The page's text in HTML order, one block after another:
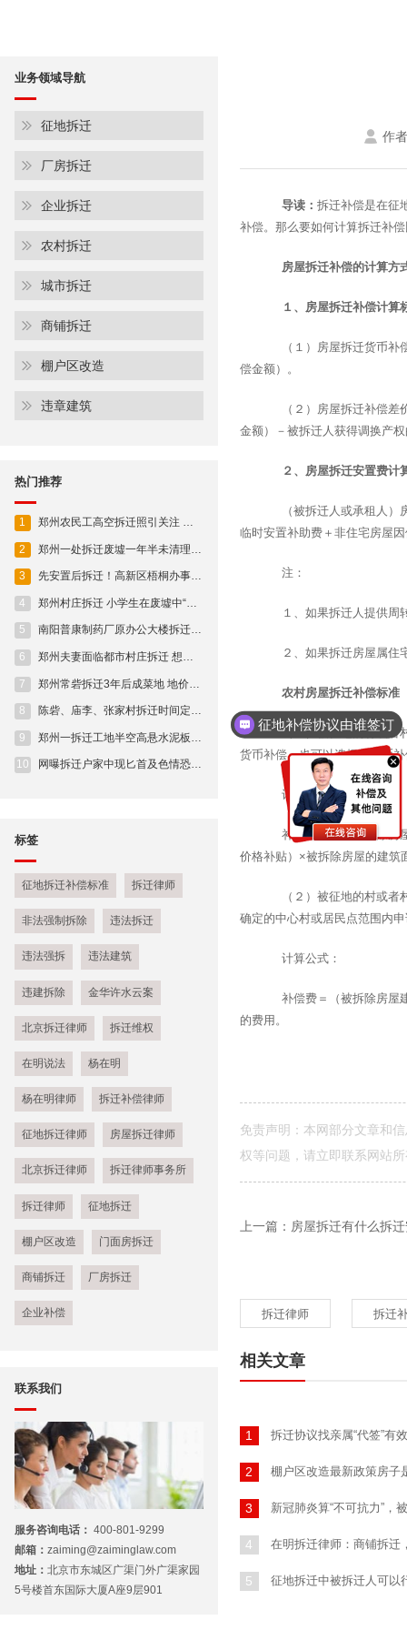
业务领域导航
征地拆迁
厂房拆迁
企业拆迁
农村拆迁
城市拆迁
商铺拆迁
棚户区改造
违章建筑
热门推荐
1 郑州农民工高空拆迁照引关注 自称不敢给家人说
2 郑州一处拆迁废墟一年半未清理小小照相馆被压斜
3 先安置后拆迁！高新区梧桐办事处银屏路集体土地成套住宅首批拆迁群众喜提新房
4 郑州村庄拆迁 小学生在废墟中“翻山越岭”
5 南阳普康制药厂原办公大楼拆迁中出现意外坍塌事故
6 郑州夫妻面临都市村庄拆迁 想通过办理离婚多分房
7 郑州常砦拆迁3年后成菜地 地价千万元一亩
8 陈砦、庙李、张家村拆迁时间定了!(附房企占地明细)
9 郑州一拆迁工地半空高悬水泥板 仅靠一根钢筋连接
10 网曝拆迁户家中现匕首及色情恐吓 警方:正在侦查
标签
征地拆迁补偿标准 拆迁律师
非法强制拆除 违法拆迁
违法强拆 违法建筑
违建拆除 金华许水云案
北京拆迁律师 拆迁维权
在明说法 杨在明
杨在明律师 拆迁补偿律师
征地拆迁律师 房屋拆迁律师
北京拆迁律师 拆迁律师事务所
拆迁律师 征地拆迁
棚户区改造 门面房拆迁
商铺拆迁 厂房拆迁
企业补偿
联系我们
服务咨询电话： 400-801-9299
邮箱： zaiming@zaiminglaw.com
地址： 北京市东城区广渠门外广渠家园
5号楼首东国际大厦A座9层901
作
导读： 拆迁补偿是在征
补偿。那么要如何计算拆迁补
房屋拆迁补偿的计算方
１、房屋拆迁补偿计算
（１）房屋拆迁货币补偿
偿金额）。
（２）房屋拆迁补偿差价
金额）－被拆迁人获得调换产
２、房屋拆迁安置费计
（被拆迁人或承租人）房
临时安置补助费＋非住宅房屋
注：
１、如果拆迁人提供周转
２、如果拆迁房屋属住
农村房屋拆迁补偿标准
（１）被征地的村或者村
货币补偿，也可以选择与货币
计算公式：
补偿费＝（被拆拆除房屋
价格补贴）×被拆除房屋的建筑
（２）被征地的村或者村
确定的中心村或居民点范围内
计算公式：
补偿费＝（被拆除房屋建
的费用。
免责声明：本网部分文章和
权等问题，请立即联系网站
上一篇：房屋拆迁有什么拆
拆迁律师 拆迁
相关文章
1 拆迁协议找亲属“代签”有
2 棚户区改造最新政策房子
3 新冠肺炎算“不可抗力”，
4 在明拆迁律师：商铺拆迁
5 征地拆迁中被拆迁人可以
征地补偿协议由谁签订